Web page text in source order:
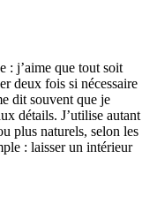
: j’aime que tout soit
deux fois si nécessaire
dit souvent que je
détails. J’utilise autant
plus naturels, selon les
: laisser un intérieur